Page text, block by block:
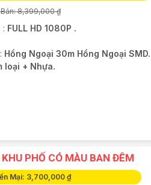
8,399,000 ₫
: FULL HD 1080P .
Hồng Ngoại 30m Hồng Ngoại SMD.
loại + Nhựa.
PHỐ CÓ MÀU BAN ĐÊM
Mại: 3,700,000 ₫